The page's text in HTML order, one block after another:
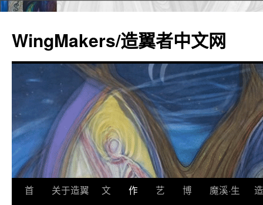
WingMakers/造翼者中文网
跳首
关于造翼
文
作
艺
博
魔溪·生